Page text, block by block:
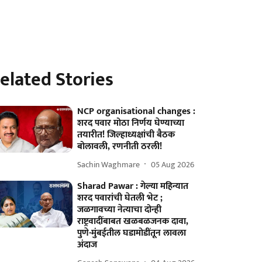
Stories
NCP organisational changes :
शरद पवार मोठा निर्णय घेण्याच्या
तयारीत! जिल्हाध्यक्षांची बैठक
बोलावली, रणनीती ठरली!
Sachin Waghmare 05 Aug 2026
Sharad Pawar : गेल्या महिन्यात
शरद पवारांची घेतली भेट ;
जळगावच्या नेत्याचा दोन्ही
राष्ट्रवादींबाबत खळबळजनक दावा,
पुणे-मुंबईतील घडामोडींतून लावला
अंदाज